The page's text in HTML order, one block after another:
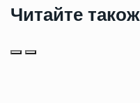
Читайте також